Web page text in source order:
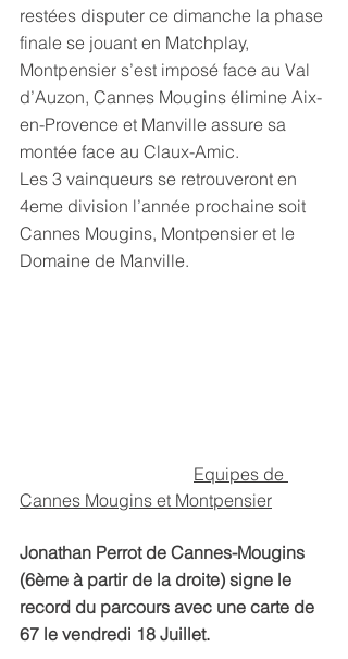
restées disputer ce dimanche la phase
finale se jouant en Matchplay,
Montpensier s’est imposé face au Val
d’Auzon, Cannes Mougins élimine Aix-
en-Provence et Manville assure sa
montée face au Claux-Amic.
Les 3 vainqueurs se retrouveront en
4eme division l’année prochaine soit
Cannes Mougins, Montpensier et le
Domaine de Manville.
Equipes de
Cannes Mougins et Montpensier
Jonathan Perrot de Cannes-Mougins
(6ème à partir de la droite) signe le
record du parcours avec une carte de
67 le vendredi 18 Juillet.